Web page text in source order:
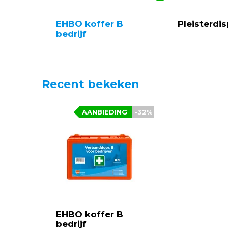
EHBO koffer B
bedrijf
Recent bekeken
EHBO koffer B
bedrijf
-32%
AANBIEDING